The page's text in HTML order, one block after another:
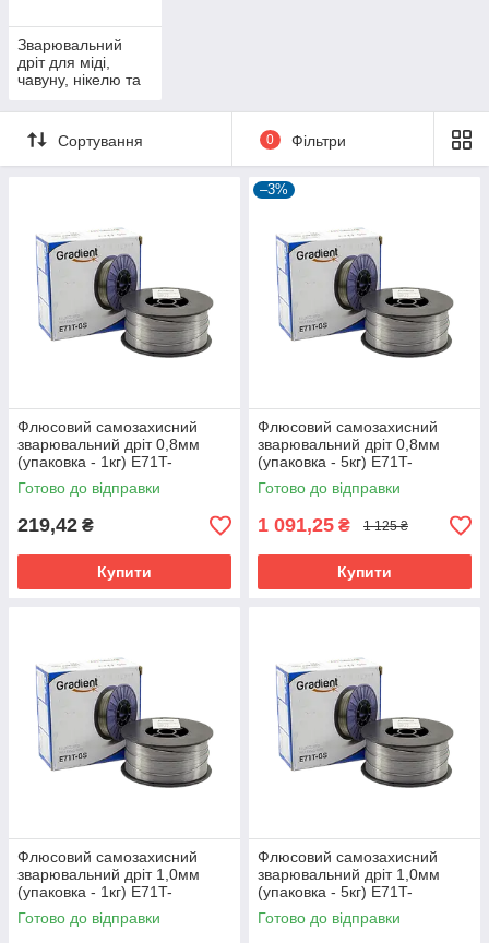
Зварювальний
дріт для міді,
чавуну, нікелю та
Сортування 0 Фільтри
Флюсовий самозахисний
зварювальний дріт 0,8мм
(упаковка - 1кг) E71T-
GS(E71T-8)
Готово до відправки
219,42 ₴
Купити
–3%
Флюсовий самозахисний
зварювальний дріт 0,8мм
(упаковка - 5кг) E71T-
GS(E71T-8)
Готово до відправки
1 091,25 ₴ 1 125 ₴
Купити
Флюсовий самозахисний
зварювальний дріт 1,0мм
(упаковка - 1кг) E71T-
GS(E71T-8)
Готово до відправки
Флюсовий самозахисний
зварювальний дріт 1,0мм
(упаковка - 5кг) E71T-
GS(E71T-8)
Готово до відправки